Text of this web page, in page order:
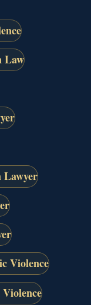
Law
Lawyer
Violence